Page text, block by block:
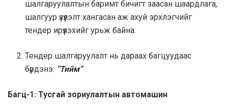
шалгаруулалтын баримт бичигт заасан шаардлага,
шалгуур үзүүлэлт хангасан аж ахуй эрхлэгчийг
тендер ирүүлэхийг урьж байна.
Тендер шалгаруулалт нь дараах багцуудаас
бүрдэнэ: “Тийм”
Багц-1: Тусгай зориулалтын автомашин